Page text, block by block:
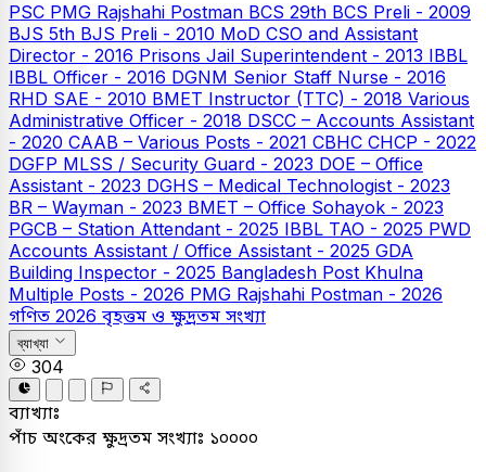
PSC PMG Rajshahi Postman BCS 29th BCS Preli - 2009
BJS 5th BJS Preli - 2010 MoD CSO and Assistant
Director - 2016 Prisons Jail Superintendent - 2013 IBBL
IBBL Officer - 2016 DGNM Senior Staff Nurse - 2016
RHD SAE - 2010 BMET Instructor (TTC) - 2018 Various
Administrative Officer - 2018 DSCC – Accounts Assistant
- 2020 CAAB – Various Posts - 2021 CBHC CHCP - 2022
DGFP MLSS / Security Guard - 2023 DOE – Office
Assistant - 2023 DGHS – Medical Technologist - 2023
BR – Wayman - 2023 BMET – Office Sohayok - 2023
PGCB – Station Attendant - 2025 IBBL TAO - 2025 PWD
Accounts Assistant / Office Assistant - 2025 GDA
Building Inspector - 2025 Bangladesh Post Khulna
Multiple Posts - 2026 PMG Rajshahi Postman - 2026
গণিত 2026 বৃহত্তম ও ক্ষুদ্রতম সংখ্যা
ব্যাখ্যা
304
ব্যাখ্যাঃ
পাঁচ অংকের ক্ষুদ্রতম সংখ্যাঃ ১০০০০